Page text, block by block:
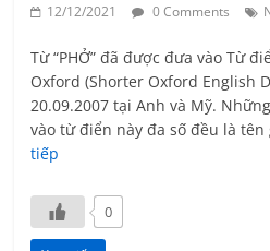
12/12/2021 0 Comments
Từ “PHỞ” đã được đưa vào Từ
Oxford (Shorter Oxford English
20.09.2007 tại Anh và Mỹ.
vào từ điển này đa số đều là
tiếp
0